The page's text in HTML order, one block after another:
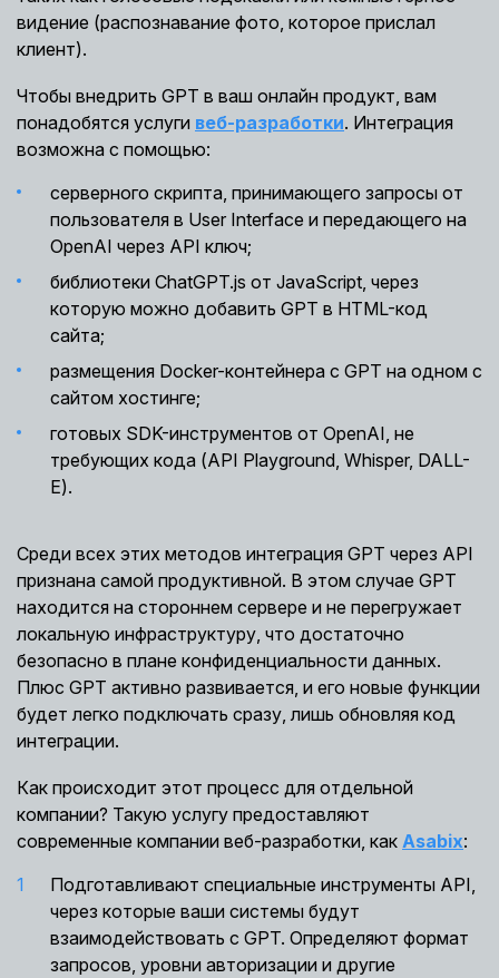
видение (распознавание фото, которое прислал
клиент).
Чтобы внедрить GPT в ваш онлайн продукт, вам
понадобятся услуги веб-разработки. Интеграция
возможна с помощью:
серверного скрипта, принимающего запросы от
пользователя в User Interface и передающего на
OpenAI через API ключ;
библиотеки ChatGPT.js от JavaScript, через
которую можно добавить GPT в HTML-код
сайта;
размещения Docker-контейнера с GPT на одном с
сайтом хостинге;
готовых SDK-инструментов от OpenAI, не
требующих кода (API Playground, Whisper, DALL-
E).
Среди всех этих методов интеграция GPT через API
признана самой продуктивной. В этом случае GPT
находится на стороннем сервере и не перегружает
локальную инфраструктуру, что достаточно
безопасно в плане конфиденциальности данных.
Плюс GPT активно развивается, и его новые функции
будет легко подключать сразу, лишь обновляя код
интеграции.
Как происходит этот процесс для отдельной
компании? Такую услугу предоставляют
современные компании веб-разработки, как Asabix:
Подготавливают специальные инструменты API,
через которые ваши системы будут
взаимодействовать с GPT. Определяют формат
запросов, уровни авторизации и другие